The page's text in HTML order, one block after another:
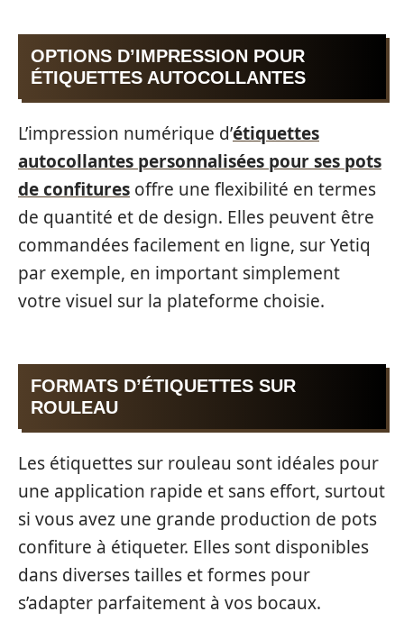
OPTIONS D’IMPRESSION POUR
ÉTIQUETTES AUTOCOLLANTES
L’impression numérique d’étiquettes
autocollantes personnalisées pour ses pots
de confitures offre une flexibilité en termes
de quantité et de design. Elles peuvent être
commandées facilement en ligne, sur Yetiq
par exemple, en important simplement
votre visuel sur la plateforme choisie.
FORMATS D’ÉTIQUETTES SUR
ROULEAU
Les étiquettes sur rouleau sont idéales pour
une application rapide et sans effort, surtout
si vous avez une grande production de pots
confiture à étiqueter. Elles sont disponibles
dans diverses tailles et formes pour
s’adapter parfaitement à vos bocaux.